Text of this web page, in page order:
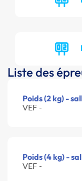
Liste des
Poids (2 kg) -
VEF -
Poids (4 kg) -
VEF -